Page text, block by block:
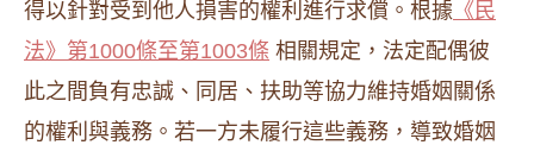
得以針對受到他人損害的權利進行求償。根據 《民
法》第1000條至第1003條 相關規定，法定配偶彼
此之間負有忠誠、同居、扶助等協力維持婚姻關係
的權利與義務。若一方未履行這些義務，導致婚姻